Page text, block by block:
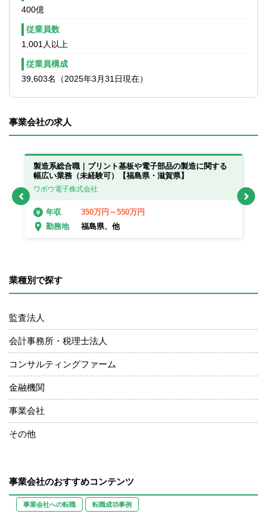
400億
従業員数
1,001人以上
従業員構成
39,603名（2025年3月31日現在）
事業会社の求人
製造系総合職｜プリント基板や電子部品の製造に関する
幅広い業務（未経験可）【福島県・滋賀県】
ワボウ電子株式会社
年収
350万円～550万円
勤務地
福島県、他
業種別で探す
監査法人
会計事務所・税理士法人
コンサルティングファーム
金融機関
事業会社
その他
事業会社のおすすめコンテンツ
事業会社への転職 転職成功事例